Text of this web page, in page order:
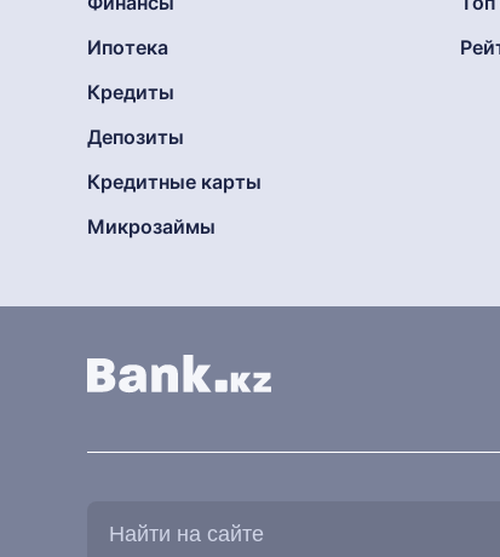
Ипотека
Кредиты
Депозиты
Кредитные карты
Микрозаймы